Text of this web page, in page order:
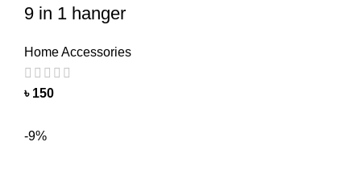
9 in 1 hanger
Home Accessories
৳ 150
-9%